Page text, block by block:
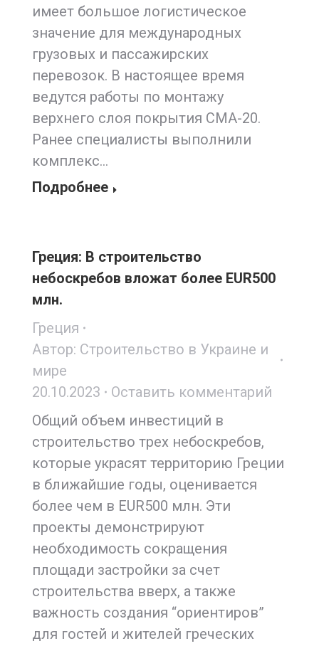
имеет большое логистическое
значение для международных
грузовых и пассажирских
перевозок. В настоящее время
ведутся работы по монтажу
верхнего слоя покрытия СМА-20.
Ранее специалисты выполнили
комплекс…
Подробнее
Греция: В строительство
небоскребов вложат более EUR500
млн.
Греция
Автор: Строительство в Украине и
мире
20.10.2023
Оставить комментарий
Общий объем инвестиций в
строительство трех небоскребов,
которые украсят территорию Греции
в ближайшие годы, оценивается
более чем в EUR500 млн. Эти
проекты демонстрируют
необходимость сокращения
площади застройки за счет
строительства вверх, а также
важность создания “ориентиров”
для гостей и жителей греческих